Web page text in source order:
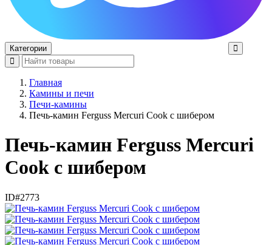
Категории
Главная
Камины и печи
Печи-камины
Печь-камин Ferguss Mercuri Cook с шибером
Печь-камин Ferguss Mercuri
Cook с шибером
ID#2773